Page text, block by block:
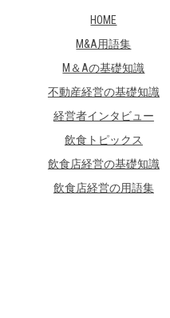
HOME
M&A用語集
M＆Aの基礎知識
不動産経営の基礎知識
経営者インタビュー
飲食トピックス
飲食店経営の基礎知識
飲食店経営の用語集